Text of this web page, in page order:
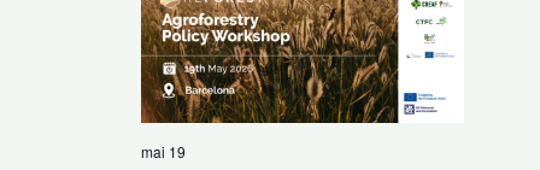
mai 19